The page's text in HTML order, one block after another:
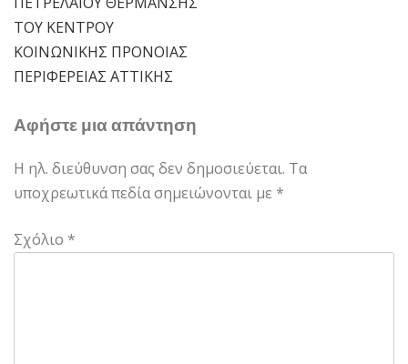
ΤΟΥ ΚΕΝΤΡΟΥ
ΚΟΙΝΩΝΙΚΗΣ ΠΡΟΝΟΙΑΣ
ΠΕΡΙΦΕΡΕΙΑΣ ΑΤΤΙΚΗΣ
Αφήστε μια απάντηση
Η ηλ. διεύθυνση σας δεν δημοσιεύεται. Τα
υποχρεωτικά πεδία σημειώνονται με *
Σχόλιο *